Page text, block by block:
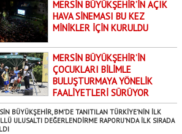
Harun Arslan
7.08.2026
MERSİN’DE “0SB ÖTESİ” BİR YER
Fatma Yardımcı
29.08.2025
Bir milletin kaderini çizen iki zafer!
Faruk Rifaioğlu
MERSİN BÜYÜKŞEHİR’İN AÇIK
HAVA SİNEMASI BU KEZ
MİNİKLER İÇİN KURULDU
MERSİN BÜYÜKŞEHİR’İN
ÇOCUKLARI BİLİMLE
BULUŞTURMAYA YÖNELİK
FAALİYETLERİ SÜRÜYOR
BÜYÜKŞEHİR, BM’DE TANITILAN TÜRKİYE’NİN İLK
ULUSALTI DEĞERLENDİRME RAPORU’NDA İLK SIRADA